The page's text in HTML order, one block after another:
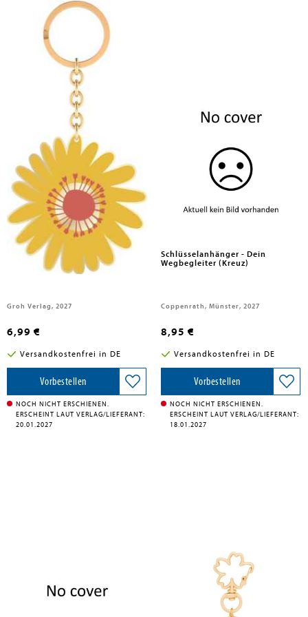
Bunte Blumengrüße Emaille-
Schlüsselanhänger Blüte gelb
Groh Verlag, 2027
6,99 €
Versandkostenfrei in DE
Vorbestellen
NOCH NICHT ERSCHIENEN.
ERSCHEINT LAUT VERLAG/LIEFERANT:
20.01.2027
Schlüsselanhänger - Dein
Wegbegleiter (Kreuz)
Coppenrath, Münster, 2027
8,95 €
Versandkostenfrei in DE
Vorbestellen
NOCH NICHT ERSCHIENEN.
ERSCHEINT LAUT VERLAG/LIEFERANT:
18.01.2027